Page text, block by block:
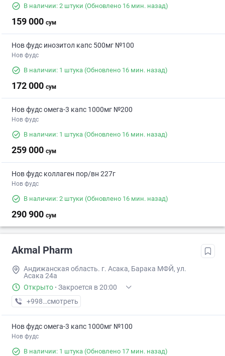
В наличии: 2 штуки (Обновлено 16 мин. назад)
159 000 сум
Нов фудс инозитол капс 500мг №100
Нов фудс
В наличии: 1 штука (Обновлено 16 мин. назад)
172 000 сум
Нов фудс омега-3 капс 1000мг №200
Нов фудс
В наличии: 1 штука (Обновлено 16 мин. назад)
259 000 сум
Нов фудс коллаген пор/вн 227г
Нов фудс
В наличии: 2 штуки (Обновлено 16 мин. назад)
290 900 сум
Akmal Pharm
Андижанская область. г. Асака, Барака МФЙ, ул.
Асака 24а
Открыто · Закроется в 20:00
+998 (88) XXX-XX-XX
смотреть
Нов фудс омега-3 капс 1000мг №100
Нов фудс
В наличии: 1 штука (Обновлено 17 мин. назад)